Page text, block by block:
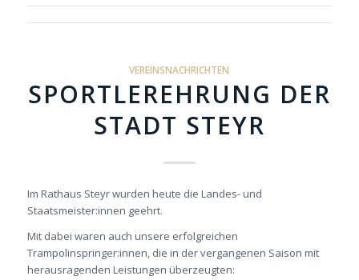
VEREINSNACHRICHTEN
SPORTLEREHRUNG DER
STADT STEYR
Im Rathaus Steyr wurden heute die Landes- und
Staatsmeister:innen geehrt.
Mit dabei waren auch unsere erfolgreichen
Trampolinspringer:innen, die in der vergangenen Saison mit
herausragenden Leistungen überzeugten: